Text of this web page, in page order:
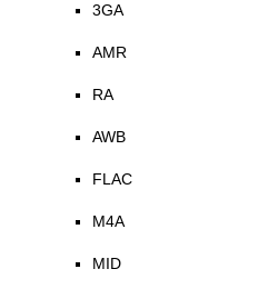
3GA
AMR
RA
AWB
FLAC
M4A
MID